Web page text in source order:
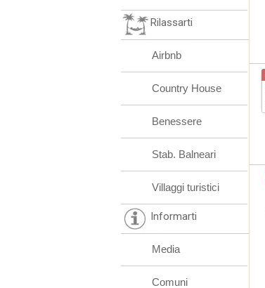
Rilassarti
Airbnb
Country House
Benessere
Stab. Balneari
Villaggi turistici
Informarti
Media
Comuni